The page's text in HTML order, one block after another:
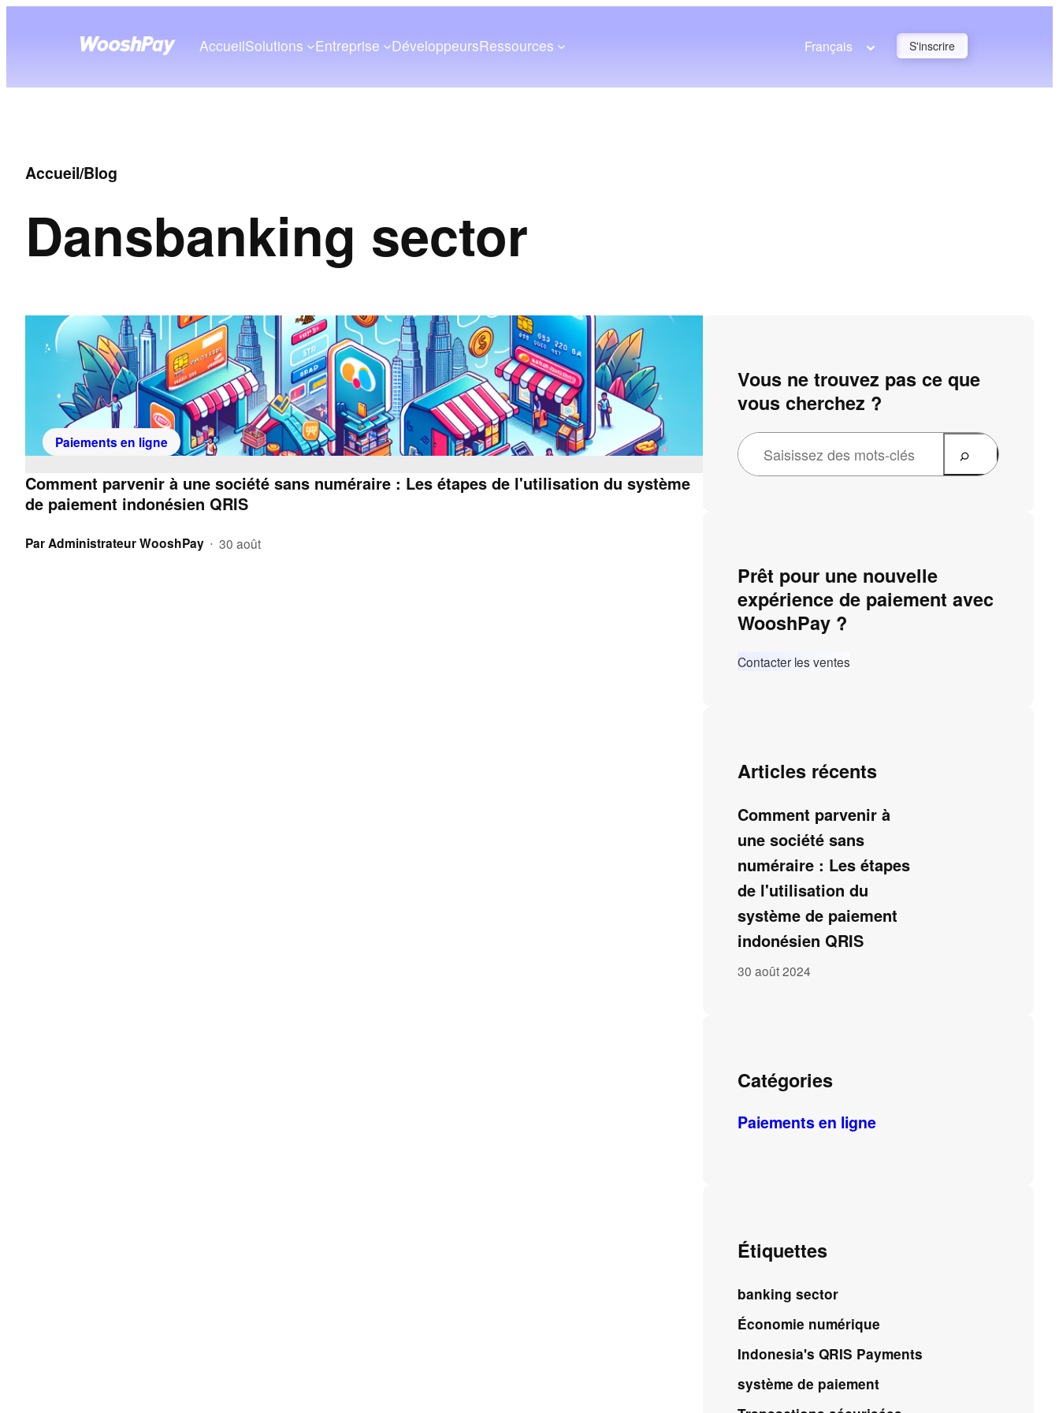
AccueilSolutions Entreprise DéveloppeursRessources Français S'inscrire
Accueil/Blog
Dansbanking sector
Paiements en ligne
Comment parvenir à une société sans numéraire : Les étapes de l'utilisation du système
de paiement indonésien QRIS
ParAdministrateur WooshPay • 30 août
Vous ne trouvez pas ce que
vous cherchez ?
Prêt pour une nouvelle
expérience de paiement avec
WooshPay ?
Contacter les ventes
Articles récents
Comment parvenir à
une société sans
numéraire : Les étapes
de l'utilisation du
système de paiement
indonésien QRIS
30 août 2024
Catégories
Paiements en ligne
Étiquettes
banking sector
Économie numérique
Indonesia's QRIS Payments
système de paiement